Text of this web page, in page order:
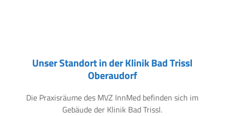
Unser Standort in der Klinik Bad Trissl
Oberaudorf
Die Praxisräume des MVZ InnMed befinden sich im
Gebäude der Klinik Bad Trissl.